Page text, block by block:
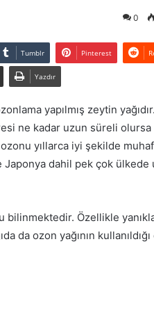
0
Tumblr Pinterest
Yazdır
yapılmış zeytin
ne kadar uzun süreli
yıllarca iyi şekilde
dahil pek çok ülkede
Özellikle
da ozon yağının